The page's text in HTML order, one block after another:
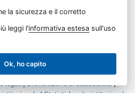
P. IVA 02096520305
0432 1918111
legali|Dichiarazione di accessibilità|
|Statistiche sito istituzionale
la sicurezza e il corretto
leggi l'informativa estesa sull'uso
Ok, ho capito